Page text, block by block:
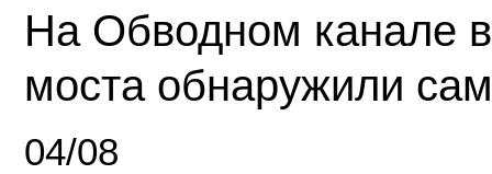
На Обводном канале
моста обнаружили
04/08